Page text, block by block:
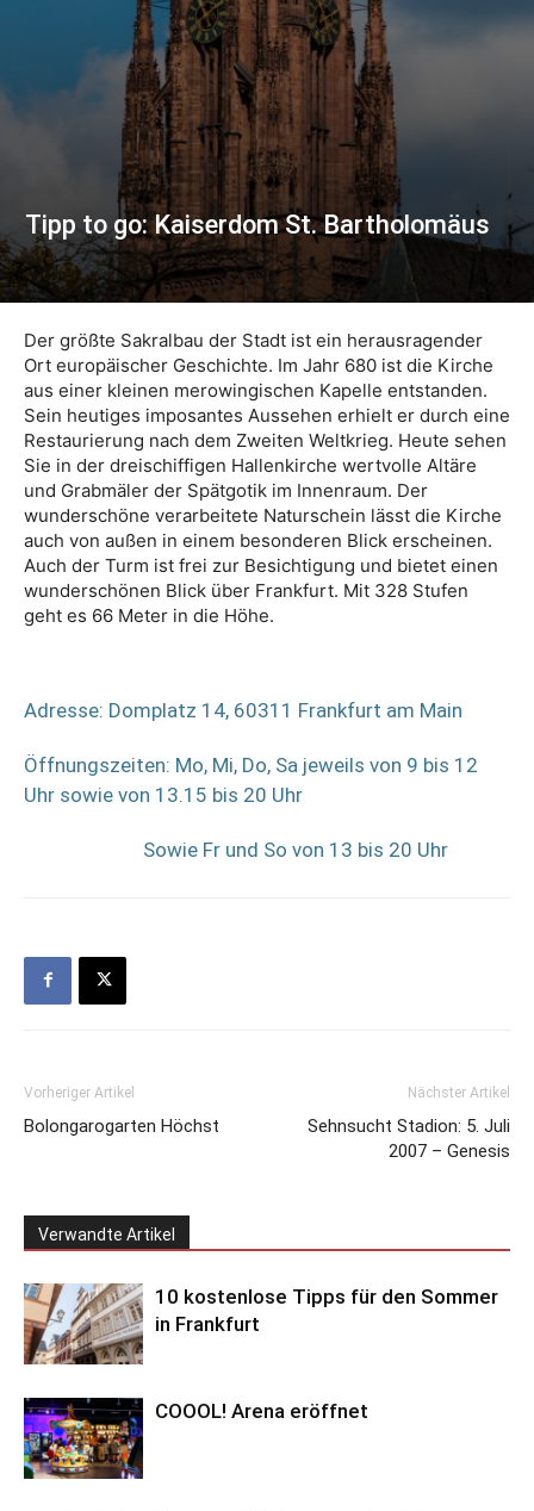
Tipp to go: Kaiserdom St. Bartholomäus
Der größte Sakralbau der Stadt ist ein herausragender
Ort europäischer Geschichte. Im Jahr 680 ist die Kirche
aus einer kleinen merowingischen Kapelle entstanden.
Sein heutiges imposantes Aussehen erhielt er durch eine
Restaurierung nach dem Zweiten Weltkrieg. Heute sehen
Sie in der dreischiffigen Hallenkirche wertvolle Altäre
und Grabmäler der Spätgotik im Innenraum. Der
wunderschöne verarbeitete Naturschein lässt die Kirche
auch von außen in einem besonderen Blick erscheinen.
Auch der Turm ist frei zur Besichtigung und bietet einen
wunderschönen Blick über Frankfurt. Mit 328 Stufen
geht es 66 Meter in die Höhe.
Adresse: Domplatz 14, 60311 Frankfurt am Main
Öffnungszeiten: Mo, Mi, Do, Sa jeweils von 9 bis 12
Uhr sowie von 13.15 bis 20 Uhr
Sowie Fr und So von 13 bis 20 Uhr
Vorheriger Artikel
Bolongarogarten Höchst
Nächster Artikel
Sehnsucht Stadion: 5. Juli
2007 – Genesis
Verwandte Artikel
10 kostenlose Tipps für den Sommer
in Frankfurt
COOOL! Arena eröffnet